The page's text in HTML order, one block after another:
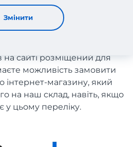
Змінити
доставкою в
на сайті розміщений для
можливість замовити
інтернет-магазину, який
на наш склад, навіть, якщо
у цьому переліку.